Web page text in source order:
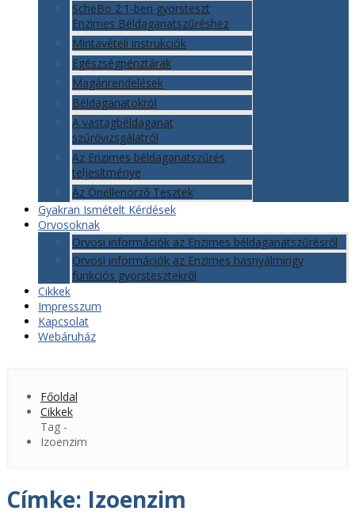
ScheBo 2:1-ben gyorsteszt
Enzimes Béldaganatszűréshez
Mintavételi instrukciók
Egészségpénztárak
Magánrendelések
Béldaganatokról
A vastagbéldaganat
szűrővizsgálatról
Az Enzimes béldaganatszűrés
teljesítménye
Az Önellenörző Tesztek
Gyakran Ismételt Kérdések
Orvosoknak
Orvosi információk az Enzimes béldaganatszűrésről
Orvosi információk az Enzimes hasnyálmirigy
funkciós gyorstesztekről
Cikkek
Impresszum
Kapcsolat
Webáruház
Főoldal
Cikkek
Tag -
Izoenzim
Címke: Izoenzim